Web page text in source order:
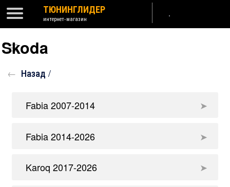
ТЮНИНГЛИДЕР
интернет-магазин
Skoda
Назад /
Fabia 2007-2014
Fabia 2014-2026
Karoq 2017-2026